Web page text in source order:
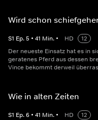
Wird schon
S1 Ep.5 • 41 Min. • HD
12
Der neueste Einsatz hat es in
geratenes Pferd aus dessen
Vince bekommt derweil
Wie in alten Zeiten
S1 Ep.6 • 41 Min. • HD
12